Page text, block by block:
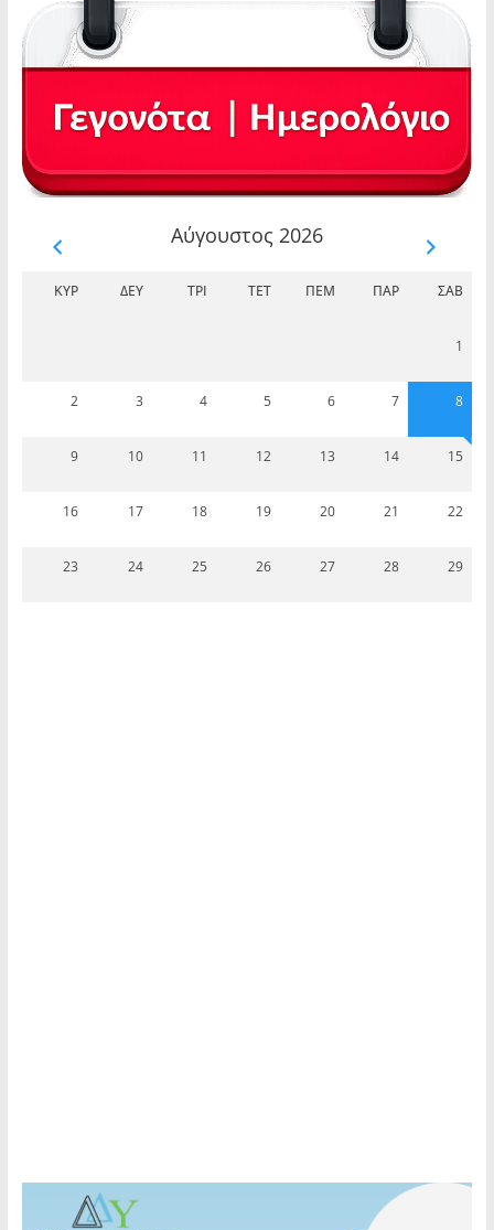
Αύγουστος 2026
ΚΥΡ ΔΕΥ ΤΡΊ ΤΕΤ ΠΈΜ ΠΑΡ ΣΆΒ
1
2 3 4 5 6 7 8
9 10 11 12 13 14 15
16 17 18 19 20 21 22
23 24 25 26 27 28 29